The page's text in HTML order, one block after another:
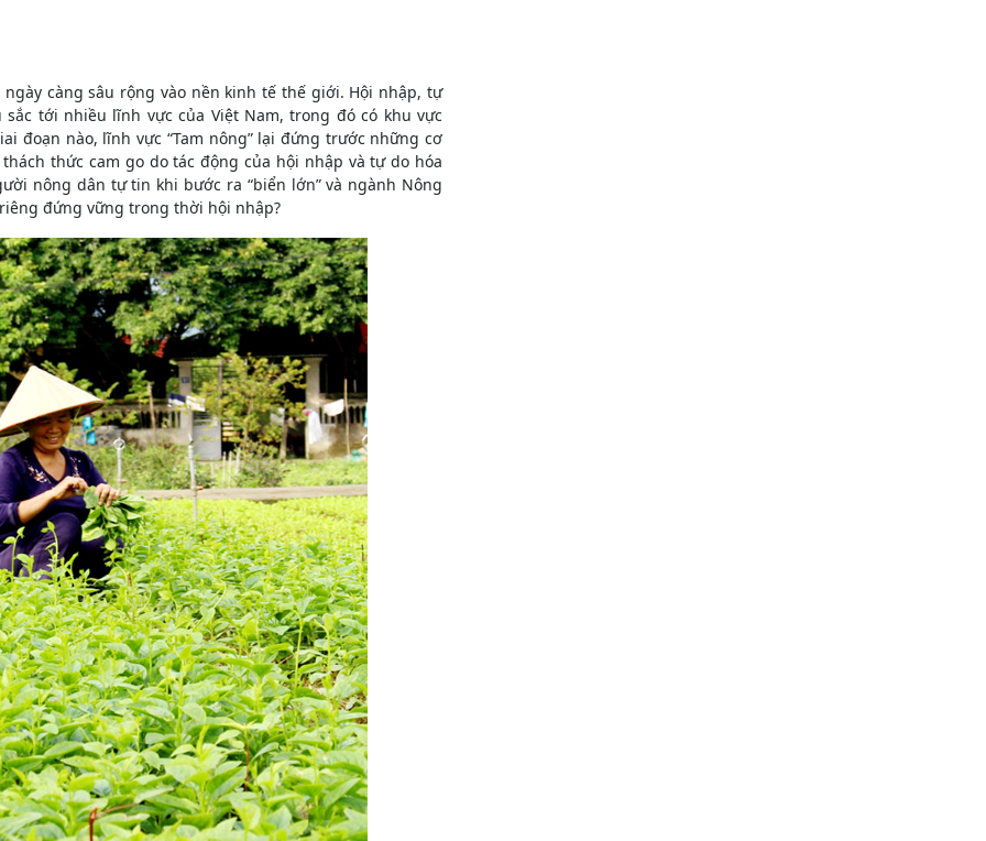
càng sâu rộng vào nền kinh tế thế giới. Hội nhập, tự
tới nhiều lĩnh vực của Việt Nam, trong đó có khu vực
đoạn nào, lĩnh vực “Tam nông” lại đứng trước những cơ
thức cam go do tác động của hội nhập và tự do hóa
nông dân tự tin khi bước ra “biển lớn” và ngành Nông
đứng vững trong thời hội nhập?